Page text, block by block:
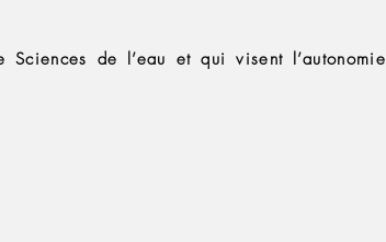
de l’eau et qui visent l’autonomie